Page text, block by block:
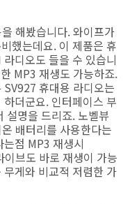
해봤습니다. 와이프가
했는데요. 이 제품은 휴
디오도 들을 수 있습니
MP3 재생도 가능하죠.
휴대용 라디오는
더군요. 인터페이스 부
설명을 드리죠. 노벨뷰
배터리를 사용한다는
점 MP3 재생시
브도 바로 재생이 가능
게와 비교적 저렴한 가